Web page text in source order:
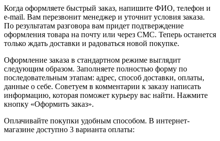
Когда оформляете быстрый заказ, напишите ФИО, телефон и
e-mail. Вам перезвонит менеджер и уточнит условия заказа.
По результатам разговора вам придет подтверждение
оформления товара на почту или через СМС. Теперь останется
только ждать доставки и радоваться новой покупке.
Оформление заказа в стандартном режиме выглядит
следующим образом. Заполняете полностью форму по
последовательным этапам: адрес, способ доставки, оплаты,
данные о себе. Советуем в комментарии к заказу написать
информацию, которая поможет курьеру вас найти. Нажмите
кнопку «Оформить заказ».
Оплачивайте покупки удобным способом. В интернет-
магазине доступно 3 варианта оплаты: